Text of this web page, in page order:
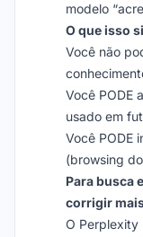
modelo
O que isso
Você não
Você PODE
usado em
Você PODE
(browsing
Para busca
corrigir
O Perplexity